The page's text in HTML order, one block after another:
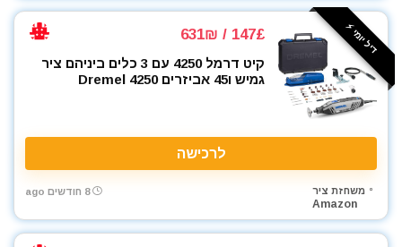
דיל יומי ⚡️ 147£ / 631₪
קיט דרמל 4250 עם 3 כלים ביניהם ציר
גמיש ו45 אביזרים Dremel 4250
לרכישה
משחזת ציר
Amazon
8 חודשים ago